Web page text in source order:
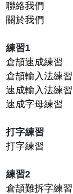
聯絡我們
關於我們
練習1
倉頡速成練習
倉頡輸入法練習
速成輸入法練習
速成字母練習
打字練習
打字練習
練習2
倉頡難拆字練習